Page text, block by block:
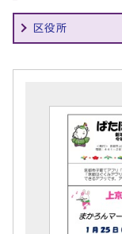
区役所